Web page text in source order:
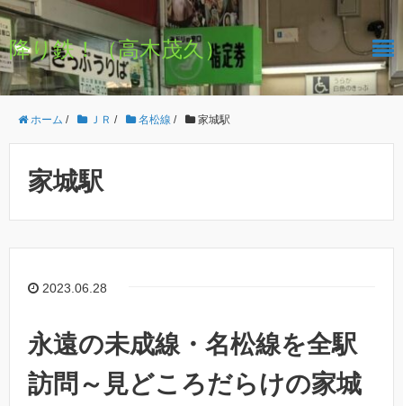
降り鉄！（高木茂久）
ホーム / ＪＲ / 名松線 / 家城駅
家城駅
2023.06.28
永遠の未成線・名松線を全駅
訪問～見どころだらけの家城